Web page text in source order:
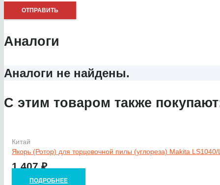
Аналоги
Аналоги не найдены.
С этим товаром также
Китай
Якорь (Ротор) для торцовочной пилы (углореза) Makita
1 407₽
ПОДРОБНЕЕ